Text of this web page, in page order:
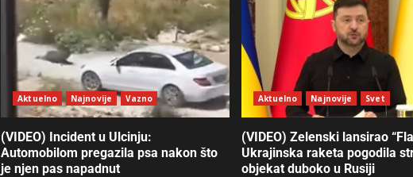
Aktuelno Najnovije Vazno
(VIDEO) Incident u Ulcinju:
Automobilom pregazila psa nakon što
je njen pas napadnut
Aktuelno Najnovije Svet
(VIDEO) Zelenski lansirao
Ukrajinska raketa pogodila
objekat duboko u Rusiji